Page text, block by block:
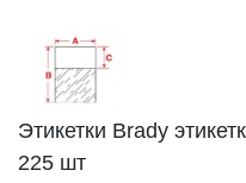
Этикетки Brady
225 шт